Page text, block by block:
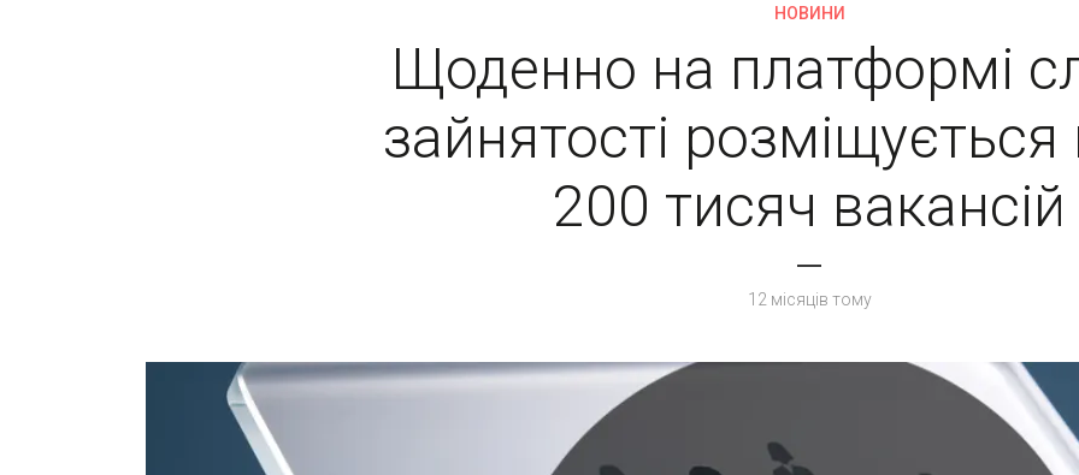
НОВИНИ
Щоденно на платформі
зайнятості
200 тисяч вакансій
12 місяців тому